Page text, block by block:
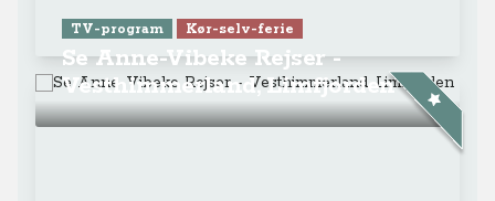
TV-program Kør-selv-ferie
Se Anne-Vibeke Rejser -
Vesthimmerland, Limfjorden